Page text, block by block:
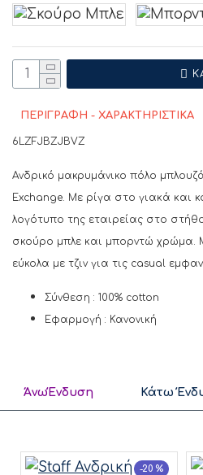
ΠΕΡΙΓΡΑΦΗ - ΧΑΡΑΚΤΗΡΙΣΤΙΚΑ
6LZFJBZJBVZ
Ανδρικό μακρυμάνικο πόλο
Exchange. Με ρίγα στο γιακά και
λογότυπο της εταιρείας στο
σκούρο μπλε και μπορντώ χρώμα.
εύκολα με τζιν για τις casual
Σύνθεση : 100% cotton
Εφαρμογή : Κανονική
ΆνωΈνδυση Κάτω
-20 %